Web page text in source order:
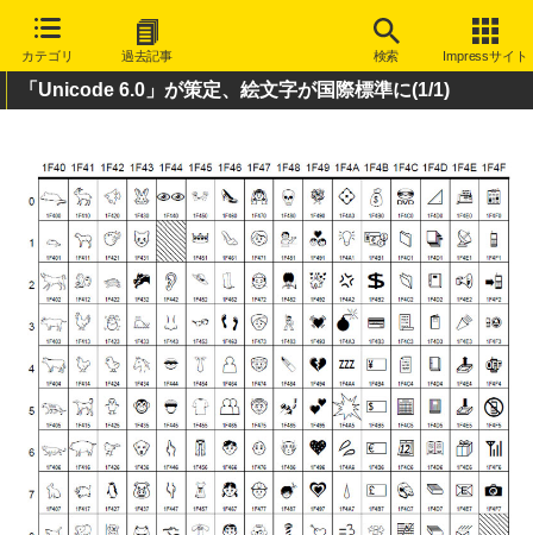
カテゴリ 過去記事 検索 Impressサイト
「Unicode 6.0」が策定、絵文字が国際標準に(1/1)